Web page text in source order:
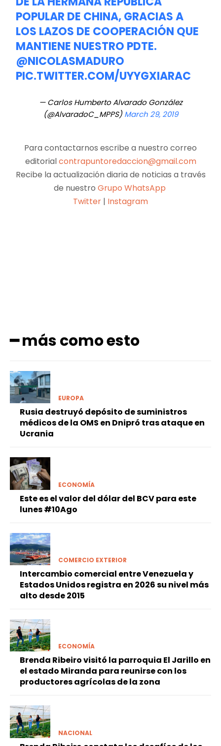
POPULAR DE CHINA, GRACIAS A
LOS LAZOS DE COOPERACIÓN QUE
MANTIENE NUESTRO PDTE.
@NICOLASMADURO
PIC.TWITTER.COM/UYYGXIARAC
— Carlos Humberto Alvarado González
(@AlvaradoC_MPPS) March 29, 2019
Para contactarnos escribe a nuestro correo
editorialcontrapuntoredaccion@gmail.com
Recibe la actualización diaria de noticias a través
de nuestro Grupo WhatsApp
Twitter | Instagram
━ más como esto
EUROPA
Rusia destruyó depósito de suministros
médicos de la OMS en Dnipró tras ataque en
Ucrania
ECONOMÍA
Este es el valor del dólar del BCV para este
lunes #10Ago
COMERCIO EXTERIOR
Intercambio comercial entre Venezuela y
Estados Unidos registra en 2026 su nivel más
alto desde 2015
ECONOMÍA
Brenda Ribeiro visitó la parroquia El Jarillo en
el estado Miranda para reunirse con los
productores agrícolas de la zona
NACIONAL